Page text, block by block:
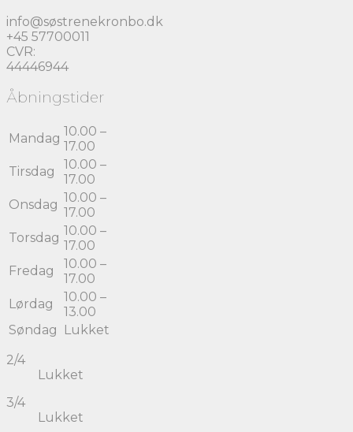
info@søstrenekronbo.dk
+45 57700011
CVR:
44446944
Åbningstider
Mandag 10.00 –
17.00
Tirsdag
10.00 –
17.00
Onsdag 10.00 –
17.00
Torsdag 10.00 –
17.00
Fredag
10.00 –
17.00
Lørdag
10.00 –
13.00
Søndag
Lukket
2/4
Lukket
3/4
Lukket